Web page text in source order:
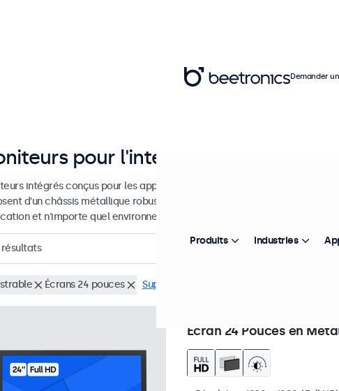
pour l'intégration
intégrés conçus pour les applications professionnelles et une
d'un châssis métallique robuste qui leur permet de s'intégrer
et n'importe quel environnement.
résultats
Écrans 24 pouces Supprimer tous les filtres
Écran 24 Pouces en
Demander
Produits Industries